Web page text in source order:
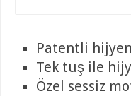
Patentli
Tek tuş ile
Özel sessiz